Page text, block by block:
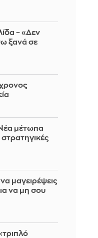
– «Δεν
ξανά σε
μέτωπα
στρατηγικές
μαγειρέψεις
να μη σου